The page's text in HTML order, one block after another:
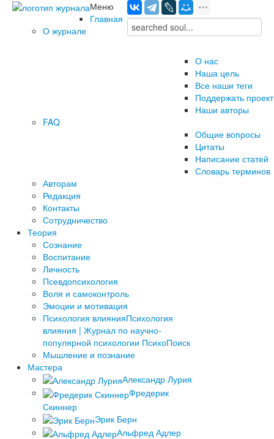
Меню
Главная
О журнале
О нас
Наша цель
Все наши теги
Поддержать проект
Наши авторы
FAQ
Общие вопросы
Цитаты
Написание статей
Словарь терминов
Авторам
Редакция
­Контакты
Сотрудничество
Теория
Сознание
Воспитание
Личность
Псевдопсихология
Воля и самоконтроль
Эмоции и мотивация
Психология влиянияПсихология
влияния | Журнал по научно-
популярной психологии ПсихоПоиск
Мышление и познание
Мастера
Александр Лурия
Фредерик
Скиннер
Эрик Берн
Альфред Адлер